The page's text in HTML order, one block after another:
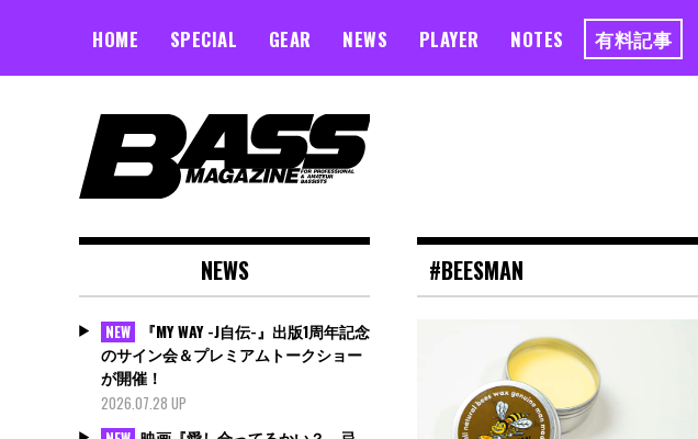
HOME SPECIAL GEAR NEWS PLAYER NOTES 有料記事
#BEESMAN
NEWS
NEW
『MY WAY -J自伝-』出版1周年記念
のサイン会＆プレミアムトークショー
が開催！
2026.07.28 UP